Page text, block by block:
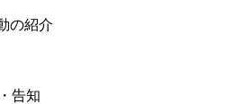
の紹介
告知